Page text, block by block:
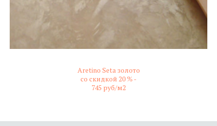
Aretino Seta золото
со скидкой 20 % -
745 руб/м2